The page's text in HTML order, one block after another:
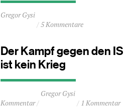
Durchschnittliche
Lesezeit
Minuten
Gregor Gysi
5 Kommentare
Der Kampf gegen den IS
ist kein Krieg
Durchschnittliche
ca.
Kommentar
Gregor Gysi
1 Kommentar